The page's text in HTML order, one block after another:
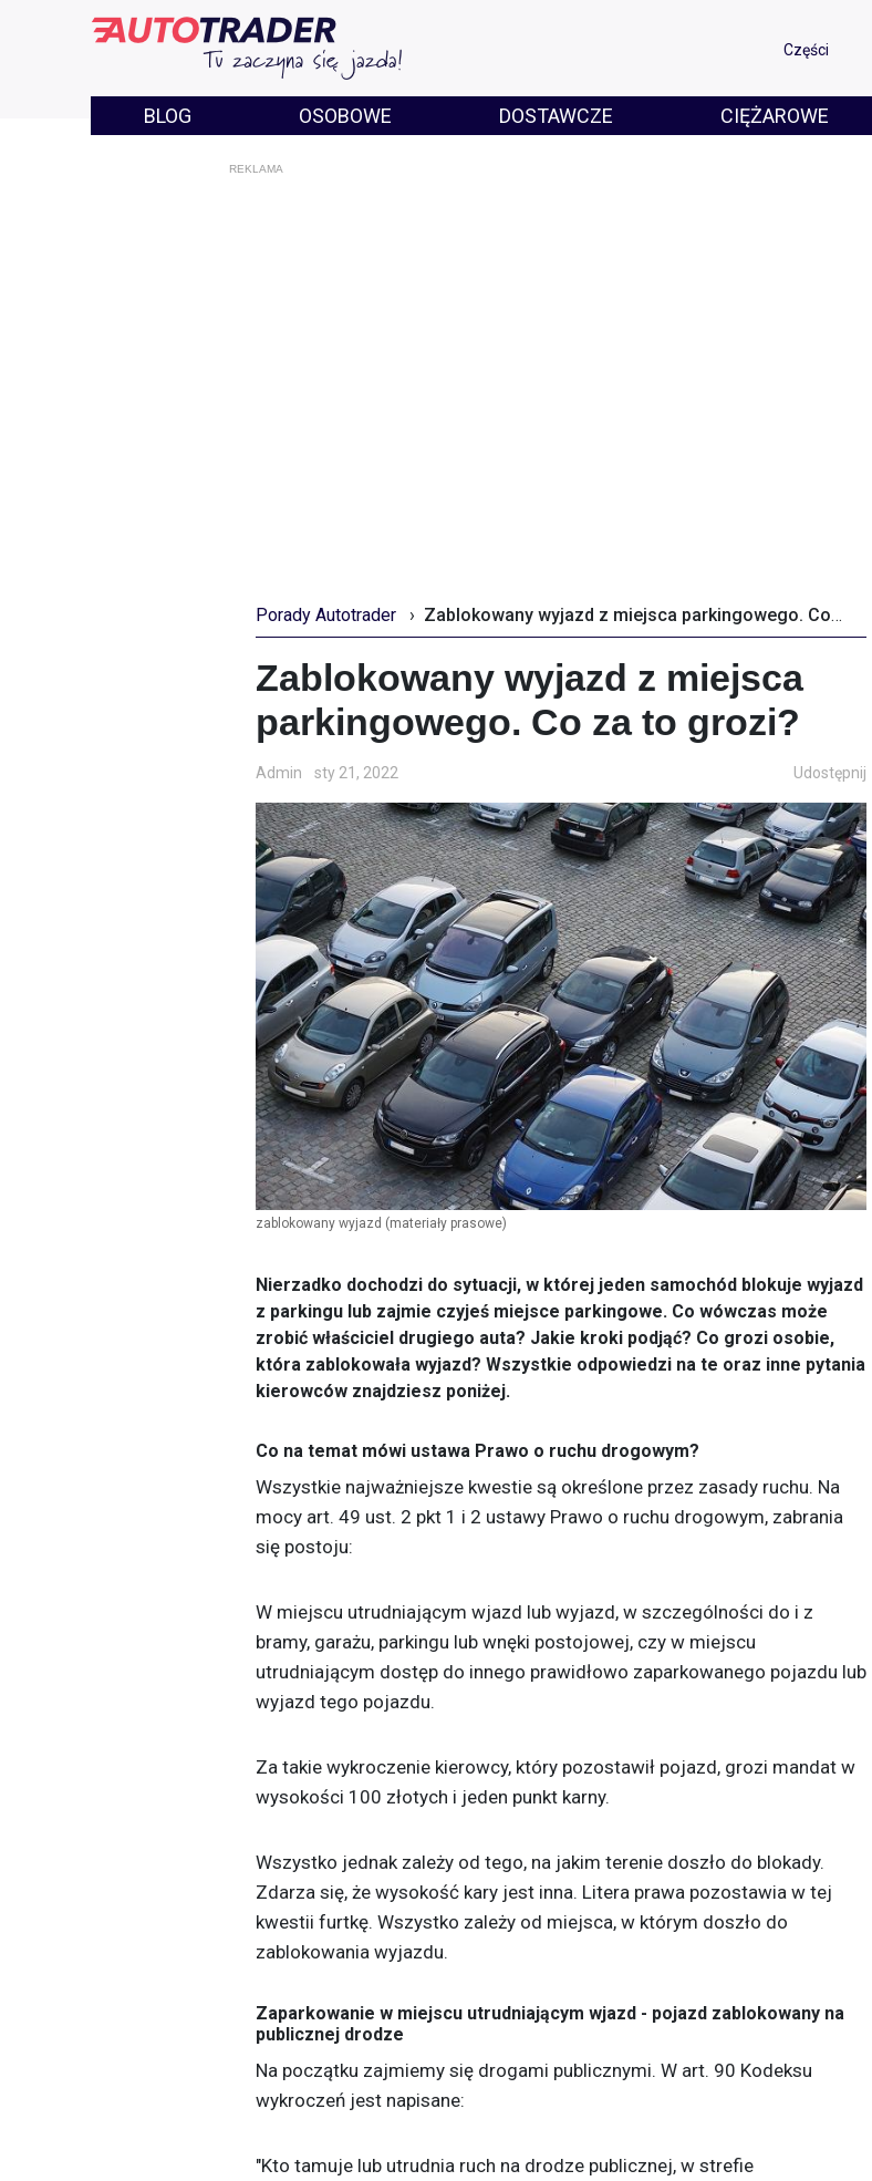
Części
BLOG OSOBOWE DOSTAWCZE CIĘŻAROWE
REKLAMA
Porady Autotrader › Zablokowany wyjazd z miejsca parkingowego. Co za to grozi?
Zablokowany wyjazd z miejsca
parkingowego. Co za to grozi?
Admin sty 21, 2022 Udostępnij
zablokowany wyjazd (materiały prasowe)
Nierzadko dochodzi do sytuacji, w której jeden samochód blokuje wyjazd
z parkingu lub zajmie czyjeś miejsce parkingowe. Co wówczas może
zrobić właściciel drugiego auta? Jakie kroki podjąć? Co grozi osobie,
która zablokowała wyjazd? Wszystkie odpowiedzi na te oraz inne pytania
kierowców znajdziesz poniżej.
Co na temat mówi ustawa Prawo o ruchu drogowym?
Wszystkie najważniejsze kwestie są określone przez zasady ruchu. Na
mocy art. 49 ust. 2 pkt 1 i 2 ustawy Prawo o ruchu drogowym, zabrania
się postoju:
W miejscu utrudniającym wjazd lub wyjazd, w szczególności do i z
bramy, garażu, parkingu lub wnęki postojowej, czy w miejscu
utrudniającym dostęp do innego prawidłowo zaparkowanego pojazdu lub
wyjazd tego pojazdu.
Za takie wykroczenie kierowcy, który pozostawił pojazd, grozi mandat w
wysokości 100 złotych i jeden punkt karny.
Wszystko jednak zależy od tego, na jakim terenie doszło do blokady.
Zdarza się, że wysokość kary jest inna. Litera prawa pozostawia w tej
kwestii furtkę. Wszystko zależy od miejsca, w którym doszło do
zablokowania wyjazdu.
Zaparkowanie w miejscu utrudniającym wjazd - pojazd zablokowany na
publicznej drodze
Na początku zajmiemy się drogami publicznymi. W art. 90 Kodeksu
wykroczeń jest napisane:
"Kto tamuje lub utrudnia ruch na drodze publicznej, w strefie